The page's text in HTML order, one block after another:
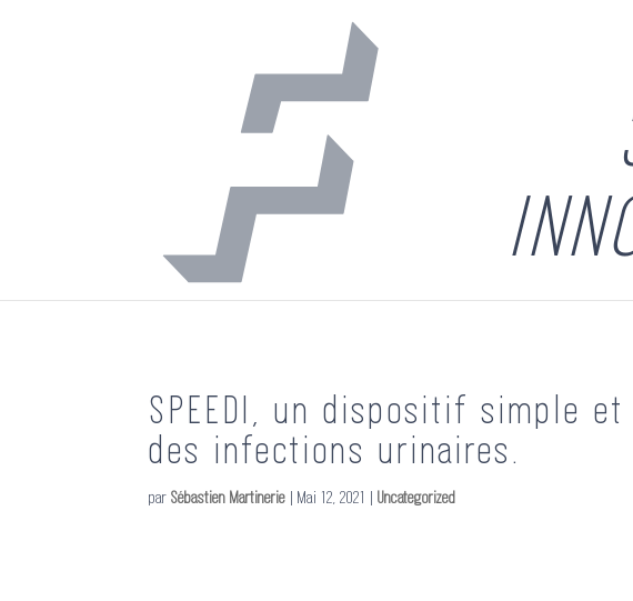
SPEEDI, un dispositif simple
des infections urinaires.
parSébastien Martinerie |Mai 12, 2021 |Uncategorized